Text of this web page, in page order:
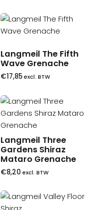
Langmeil The Fifth
Wave Grenache
€17,85 excl. BTW
Langmeil Three
Gardens Shiraz
Mataro Grenache
€8,20 excl. BTW